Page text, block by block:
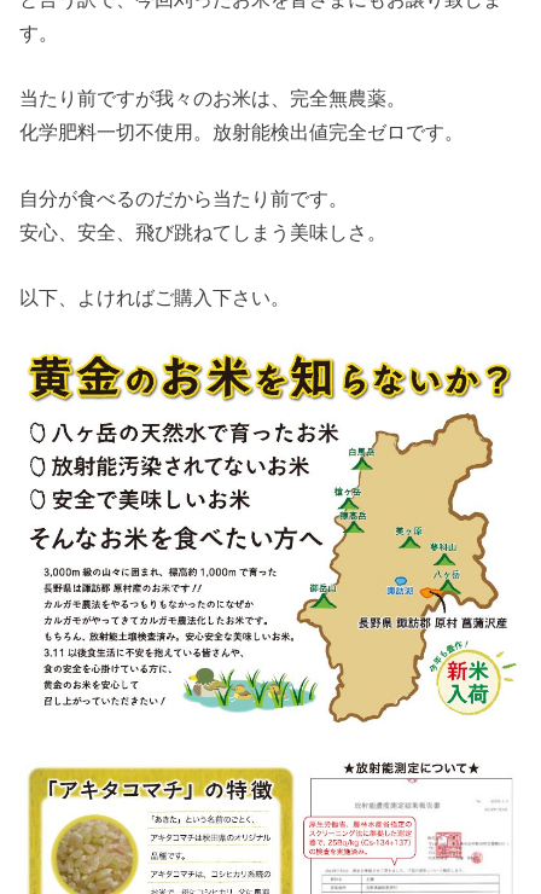
す。
当たり前ですが我々のお米は、完全無農薬。
化学肥料一切不使用。放射能検出値完全ゼロです。
自分が食べるのだから当たり前です。
安心、安全、飛び跳ねてしまう美味しさ。
以下、よければご購入下さい。